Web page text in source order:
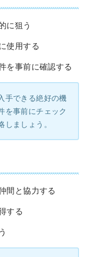
に狙う
使用する
を事前に確認する
手できる絶好の機
を事前にチェック
ましょう。
間と協力する
する